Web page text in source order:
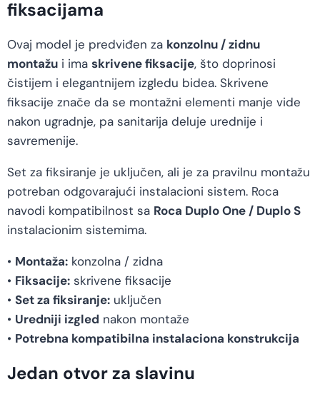
fiksacijama
Ovaj model je predviđen za konzolnu / zidnu
montažu i ima skrivene fiksacije, što doprinosi
čistijem i elegantnijem izgledu bidea. Skrivene
fiksacije znače da se montažni elementi manje vide
nakon ugradnje, pa sanitarija deluje urednije i
savremenije.
Set za fiksiranje je uključen, ali je za pravilnu montažu
potreban odgovarajući instalacioni sistem. Roca
navodi kompatibilnost sa Roca Duplo One / Duplo S
instalacionim sistemima.
• Montaža: konzolna / zidna
• Fiksacije: skrivene fiksacije
• Set za fiksiranje: uključen
• Uredniji izgled nakon montaže
• Potrebna kompatibilna instalaciona konstrukcija
Jedan otvor za slavinu